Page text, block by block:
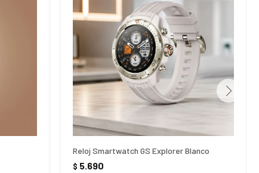
Reloj Smartwatch GS Explorer Blanco
$ 5.690